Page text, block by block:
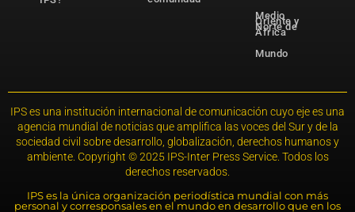
Medio
Oriente y
Norte de
África
Mundo
IPS es una institución internacional de comunicación cuyo eje es una
agencia mundial de noticias que amplifica las voces del Sur y de la
sociedad civil sobre desarrollo, globalización, derechos humanos y
ambiente. Copyright © 2025 IPS-Inter Press Service. Todos los
derechos reservados.
IPS es la única organización periodística mundial con más
personal y corresponsales en el mundo en desarrollo que en los